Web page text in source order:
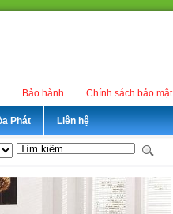
Chính sách bảo mật
Bảo hành
Phát Liên hệ